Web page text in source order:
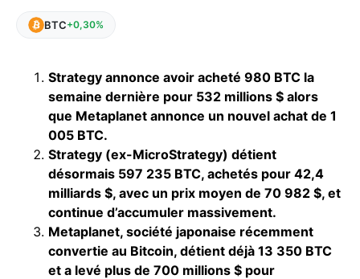
BTC+0,30%
Strategy annonce avoir acheté 980 BTC la
semaine dernière pour 532 millions $ alors
que Metaplanet annonce un nouvel achat de 1
005 BTC.
Strategy (ex-MicroStrategy) détient
désormais 597 235 BTC, achetés pour 42,4
milliards $, avec un prix moyen de 70 982 $, et
continue d’accumuler massivement.
Metaplanet, société japonaise récemment
convertie au Bitcoin, détient déjà 13 350 BTC
et a levé plus de 700 millions $ pour